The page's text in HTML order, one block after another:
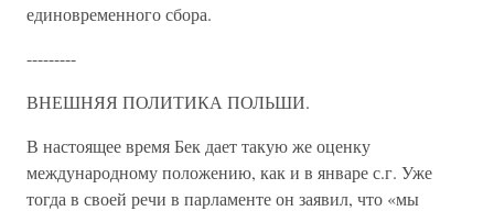
единовременного сбора.
---------
ВНЕШНЯЯ ПОЛИТИКА ПОЛЬШИ.
В настоящее время Бек дает такую же оценку
международному положению, как и в январе с.г. Уже
тогда в своей речи в парламенте он заявил, что «мы